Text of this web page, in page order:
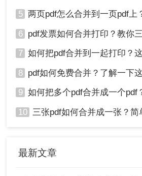
2、打开Python编辑器或脚本文
3、导入PyPDF2库：
import
4、编写一个Python脚本来合并
个简单的示例脚本：
# 打开第一个PDF文件
withopen('file1.pdf','rb')asfile1:
pages1
reader2 =
5 两页pdf怎么合并到一页pdf上？快来
6 pdf发票如何合并打印？教你三
7 如何把pdf合并到一起打印？这4种
8 pdf如何免费合并？了解一下
9 如何把多个pdf合并成一个pdf？这四
10 三张pdf如何合并成一张？简单易
最新文章